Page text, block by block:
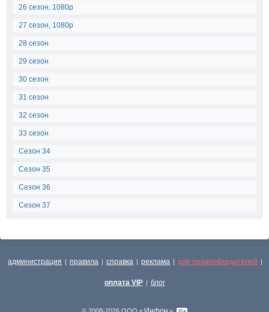
26 сезон, 1080p
27 сезон, 1080p
28 сезон
29 сезон
30 сезон
31 сезон
32 сезон
33 сезон
Сезон 34
Сезон 35
Сезон 36
Сезон 37
администрация | правила | справка | реклама | для правообладателей |
оплата VIP | блог